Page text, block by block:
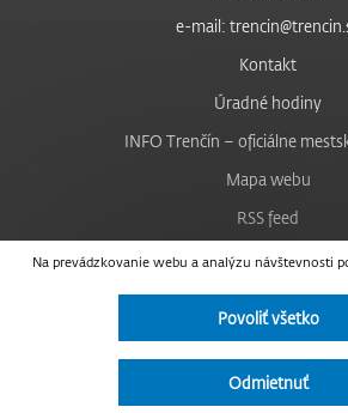
Na prevádzkovanie webu a analýzu návštevnosti
Povoliť všetko
Odmietnuť
e-mail:
Kontakt
Úradné hodiny
INFO Trenčín – oficiálne
Mapa webu
RSS feed
Nastavenie cookies
Facebook
Instagram